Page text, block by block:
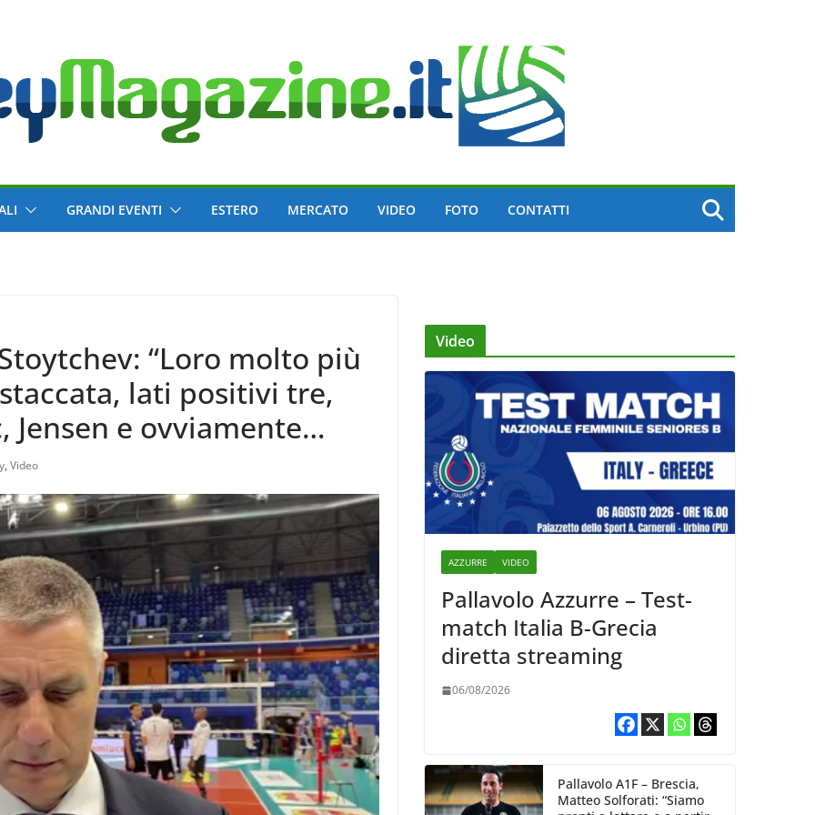
GRANDI EVENTI ESTERO MERCATO VIDEO FOTO CONTATTI
“Loro molto più
lati positivi tre,
e ovviamente
, Video
Video
AZZURRE VIDEO
Pallavolo Azzurre – Test-
match Italia B-Grecia
diretta streaming
06/08/2026
Pallavolo A1F – Brescia,
Matteo Solforati: “Siamo